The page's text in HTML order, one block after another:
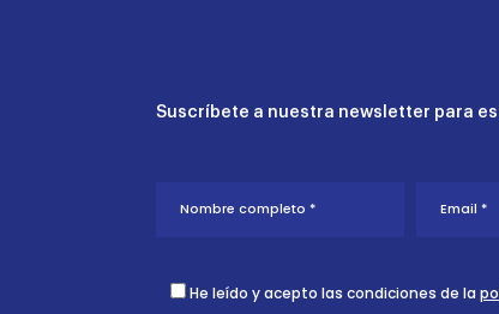
Suscríbete a nuestra newsletter para
He leído y acepto las condiciones de la